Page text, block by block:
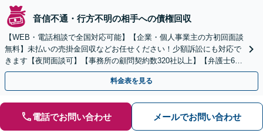
音信不通・行方不明の相手への債権回収
【WEB・電話相談で全国対応可能】【企業・個人事業主の方初回面談
無料】未払いの売掛金回収などお任せください！少額訴訟にも対応で
きます【夜間面談可】【事務所の顧問契約数320社以上】【弁護士6人
在籍&専門家顧問がフルサポート】
料金表を見る
電話でお問い合わせ メールでお問い合わせ